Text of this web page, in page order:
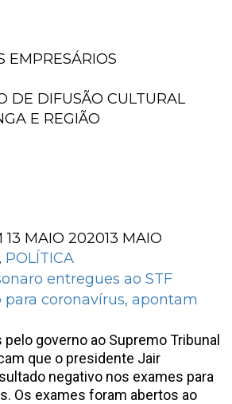
EMPRESÁRIOS
DE DIFUSÃO CULTURAL
E REGIÃO
13 MAIO 202013 MAIO
, POLÍTICA
entregues ao STF
coronavírus, apontam
governo ao Supremo Tribunal
que o presidente Jair
negativo nos exames para
Os exames foram abertos ao